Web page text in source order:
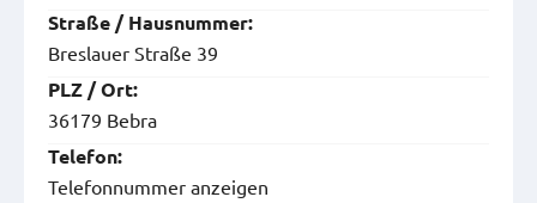
Straße / Hausnummer:
Breslauer Straße 39
PLZ / Ort:
36179 Bebra
Telefon:
Telefonnummer anzeigen